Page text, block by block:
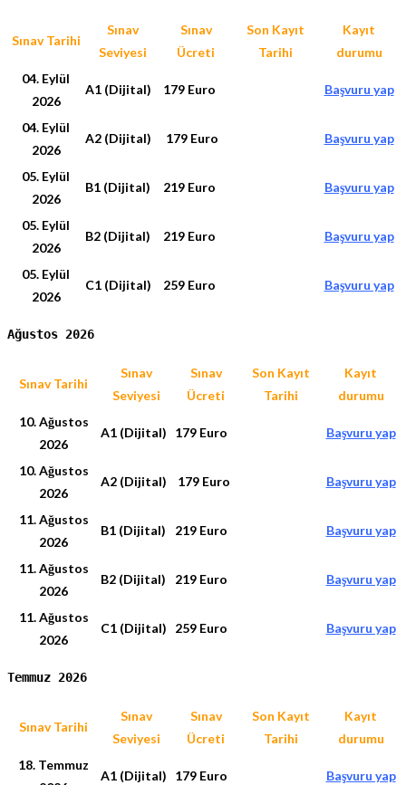
Sınav Tarihi
Sınav
Seviyesi
Sınav
Ücreti
Son Kayıt
Tarihi
Kayıt
durumu
04. Eylül
2026
A1 (Dijital) 179 Euro Başvuru yap
04. Eylül
2026
A2 (Dijital) 179 Euro Başvuru yap
05. Eylül
2026
B1 (Dijital) 219 Euro Başvuru yap
05. Eylül
2026
B2 (Dijital) 219 Euro Başvuru yap
05. Eylül
2026
C1 (Dijital) 259 Euro Başvuru yap
Ağustos 2026
Sınav Tarihi
Sınav
Seviyesi
Sınav
Ücreti
Son Kayıt
Tarihi
Kayıt
durumu
10. Ağustos
2026
A1 (Dijital) 179 Euro Başvuru yap
10. Ağustos
2026
A2 (Dijital) 179 Euro Başvuru yap
11. Ağustos
2026
B1 (Dijital) 219 Euro Başvuru yap
11. Ağustos
2026
B2 (Dijital) 219 Euro Başvuru yap
11. Ağustos
2026
C1 (Dijital) 259 Euro Başvuru yap
Temmuz 2026
Sınav Tarihi
Sınav
Seviyesi
Sınav
Ücreti
Son Kayıt
Tarihi
Kayıt
durumu
18. Temmuz
A1 (Dijital) 179 Euro Başvuru yap